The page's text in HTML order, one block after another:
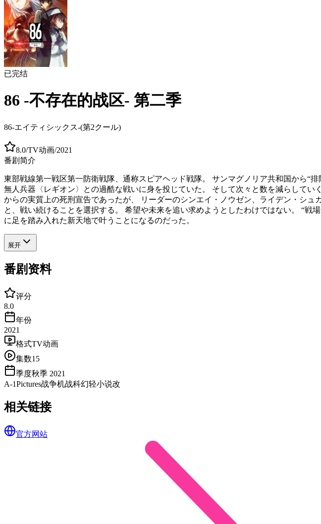
已完结
86 -不存在的战区- 第二季
86-エイティシックス-(第2クール)
8.0/TV动画/2021
番剧简介
東部戦線第一戦区第一防衛戦隊、通称スピアヘッド戦隊。 サンマグノリア共和国から“
無人兵器〈レギオン〉との過酷な戦いに身を投じていた。 そして次々と数を減らして
からの実質上の死刑宣告であったが、 リーダーのシンエイ・ノウゼン、ライデン・シ
と、戦い続けることを選択する。 希望や未来を追い求めようとしたわけではない。 “
に足を踏み入れた新天地で叶うことになるのだった。
展开
番剧资料
评分
8.0
年份
2021
格式TV动画
集数15
季度秋季 2021
A-1Pictures战争机战科幻轻小说改
相关链接
官方网站